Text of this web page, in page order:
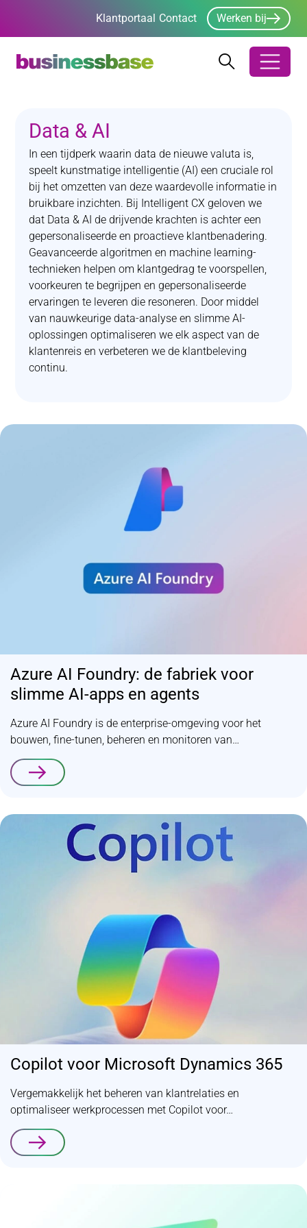
Klantportaal Contact Werken bij
Zoeken Zoeken
Data & AI
In een tijdperk waarin data de nieuwe valuta is,
speelt kunstmatige intelligentie (AI) een cruciale rol
bij het omzetten van deze waardevolle informatie in
bruikbare inzichten. Bij Intelligent CX geloven we
dat Data & AI de drijvende krachten is achter een
gepersonaliseerde en proactieve klantbenadering.
Geavanceerde algoritmen en machine learning-
technieken helpen om klantgedrag te voorspellen,
voorkeuren te begrijpen en gepersonaliseerde
ervaringen te leveren die resoneren. Door middel
van nauwkeurige data-analyse en slimme AI-
oplossingen optimaliseren we elk aspect van de
klantenreis en verbeteren we de klantbeleving
continu.
Azure AI Foundry: de fabriek voor
slimme AI-apps en agents
Azure AI Foundry is de enterprise-omgeving voor het
bouwen, fine-tunen, beheren en monitoren van…
Lees verder
Copilot voor Microsoft Dynamics 365
Vergemakkelijk het beheren van klantrelaties en
optimaliseer werkprocessen met Copilot voor…
Lees verder